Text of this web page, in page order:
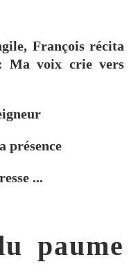
François récita
Ma voix crie vers
présence
...
paume